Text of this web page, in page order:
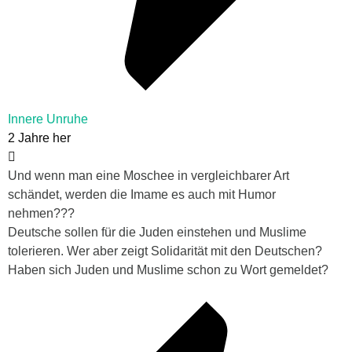
Innere Unruhe
2 Jahre her
Und wenn man eine Moschee in vergleichbarer Art
schändet, werden die Imame es auch mit Humor
nehmen???
Deutsche sollen für die Juden einstehen und Muslime
tolerieren. Wer aber zeigt Solidarität mit den Deutschen?
Haben sich Juden und Muslime schon zu Wort gemeldet?